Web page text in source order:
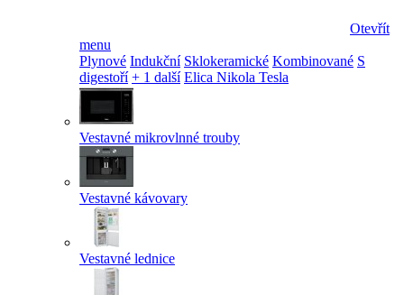
Otevřít
menu
Plynové Indukční Sklokeramické Kombinované S
digestoří + 1 další Elica Nikola Tesla
Vestavné mikrovlnné trouby
Vestavné kávovary
Vestavné lednice